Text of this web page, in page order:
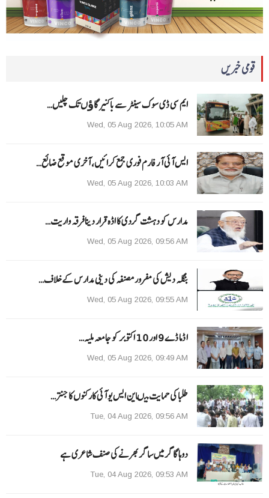
قومی خبریں
ایم سی ڈی سوک سینٹر سے باکنیر گاﺅں تک چلیں…
Wed, 05 Aug 2026, 10:05 AM
ایس آئی آر فارم فوری جمع کرائیں، آخری موقع ضائع…
Wed, 05 Aug 2026, 10:03 AM
مدارس کو دہشت گردی کا اڈہ قرار دینا فرقہ واریت…
Wed, 05 Aug 2026, 09:56 AM
بنگلہ دیش کی مفرور مصنفہ کی دینی مدارس کے خلاف…
Wed, 05 Aug 2026, 09:55 AM
ا ڈما ڈے 9 اور 10 اکتوبر کو جامعہ ملیہ…
Wed, 05 Aug 2026, 09:49 AM
طلبا کی حمایت میںاین ایس یو آئی کارکنوں کا جنتر…
Tue, 04 Aug 2026, 09:56 AM
دوہا گاگر میں ساگر بھرنے کی صنف شاعری ہے
Tue, 04 Aug 2026, 09:53 AM